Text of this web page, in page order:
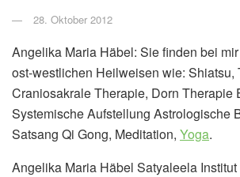
28. Oktober 2012
Angelika Maria Häbel: Sie finden bei
ost-westlichen Heilweisen wie: Shiatsu,
Craniosakrale Therapie, Dorn Therapie
Systemische Aufstellung Astrologische
Satsang Qi Gong, Meditation, Yoga.
Angelika Maria Häbel Satyaleela Institut